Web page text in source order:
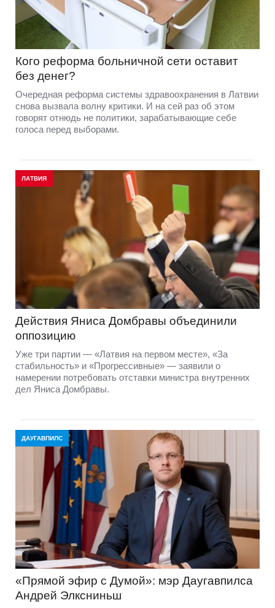
Кого реформа больничной сети оставит
без денег?
Очередная реформа системы здравоохранения в Латвии
снова вызвала волну критики. И на сей раз об этом
говорят отнюдь не политики, зарабатывающие себе
голоса перед выборами.
ЛАТВИЯ
Действия Яниса Домбравы объединили
оппозицию
Уже три партии — «Латвия на первом месте», «За
стабильность» и «Прогрессивные» — заявили о
намерении потребовать отставки министра внутренних
дел Яниса Домбравы.
ДАУГАВПИЛС
«Прямой эфир с Думой»: мэр Даугавпилса
Андрей Элксниньш